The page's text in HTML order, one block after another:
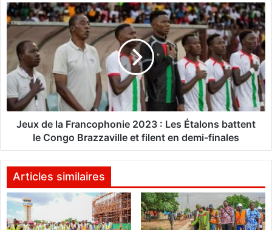
c
o
h
o
n
i
e
2
:
r
h
J
e
x
e
a
F
n
c
p
h
o
n
Jeux de la Francophonie 2023 : Les Étalons battent
le Congo Brazzaville et filent en demi-finales
Articles similaires